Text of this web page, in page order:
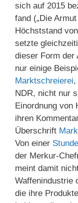
sich auf 2015
fand („Die
Höchststand
setzte
dieser Form der
nur einige
Marktschreierei,
NDR, nicht nur
Einordnung von
ihren
Überschrift
Von einer
der Merkur-
meint damit
Waffenindustrie
die ihre